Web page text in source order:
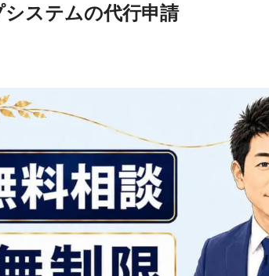
ステムの代行申請
2 代行申請はCCUS登録行政書士へ
3
事業者登録の項目
3.2 事業者登録料
3.3 管理者ID利用料
現場利用料
CCUSの技能者登録
4.1 技能者登録の項目 ※詳細型の場合